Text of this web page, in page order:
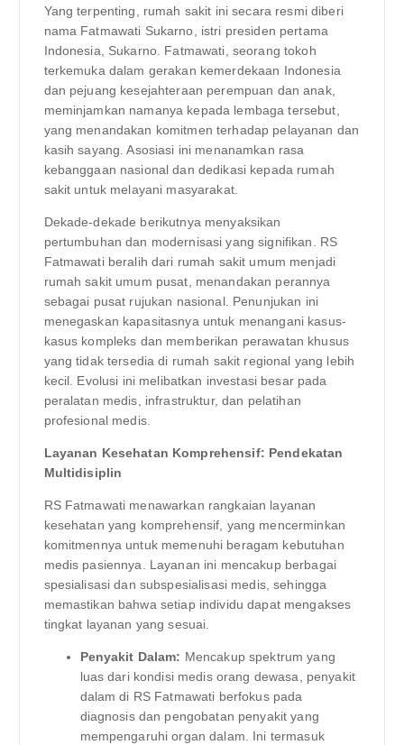
Yang terpenting, rumah sakit ini secara resmi diberi
nama Fatmawati Sukarno, istri presiden pertama
Indonesia, Sukarno. Fatmawati, seorang tokoh
terkemuka dalam gerakan kemerdekaan Indonesia
dan pejuang kesejahteraan perempuan dan anak,
meminjamkan namanya kepada lembaga tersebut,
yang menandakan komitmen terhadap pelayanan dan
kasih sayang. Asosiasi ini menanamkan rasa
kebanggaan nasional dan dedikasi kepada rumah
sakit untuk melayani masyarakat.
Dekade-dekade berikutnya menyaksikan
pertumbuhan dan modernisasi yang signifikan. RS
Fatmawati beralih dari rumah sakit umum menjadi
rumah sakit umum pusat, menandakan perannya
sebagai pusat rujukan nasional. Penunjukan ini
menegaskan kapasitasnya untuk menangani kasus-
kasus kompleks dan memberikan perawatan khusus
yang tidak tersedia di rumah sakit regional yang lebih
kecil. Evolusi ini melibatkan investasi besar pada
peralatan medis, infrastruktur, dan pelatihan
profesional medis.
Layanan Kesehatan Komprehensif: Pendekatan
Multidisiplin
RS Fatmawati menawarkan rangkaian layanan
kesehatan yang komprehensif, yang mencerminkan
komitmennya untuk memenuhi beragam kebutuhan
medis pasiennya. Layanan ini mencakup berbagai
spesialisasi dan subspesialisasi medis, sehingga
memastikan bahwa setiap individu dapat mengakses
tingkat layanan yang sesuai.
Penyakit Dalam: Mencakup spektrum yang
luas dari kondisi medis orang dewasa, penyakit
dalam di RS Fatmawati berfokus pada
diagnosis dan pengobatan penyakit yang
mempengaruhi organ dalam. Ini termasuk